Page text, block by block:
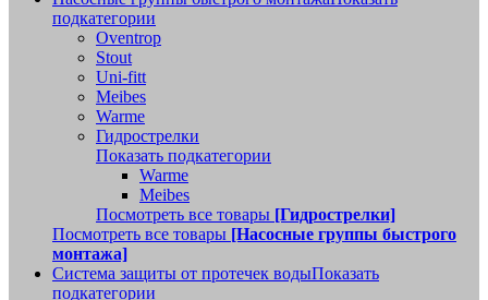
подкатегории
Oventrop
Stout
Uni-fitt
Meibes
Warme
Гидрострелки
Показать подкатегории
Warme
Meibes
Посмотреть все товары [Гидрострелки]
Посмотреть все товары [Насосные группы быстрого
монтажа]
Система защиты от протечек водыПоказать
подкатегории